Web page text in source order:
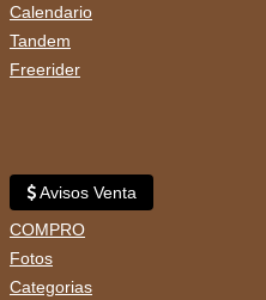
Calendario
Tandem
Freerider
Avisos Venta
COMPRO
Fotos
Categorias